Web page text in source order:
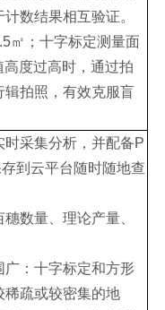
数结果相互验证。
㎡；十字标定测量面
度过高时，通过拍
辑拍照，有效克服盲
采集分析，并配备P
到云平台随时随地查
数量、理论产量、
：十字标定和方形
稀疏或较密集的地